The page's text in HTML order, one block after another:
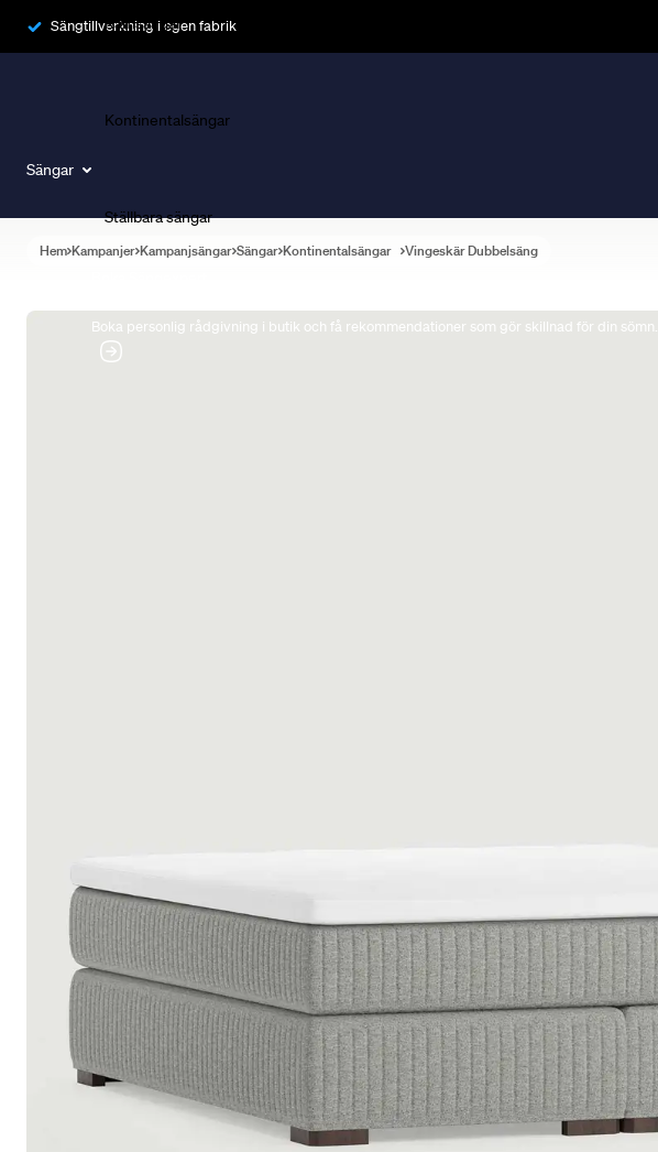
Sängtillverkning i egen fabrik
Sängar
Ramsängar
Kontinentalsängar
Ställbara sängar
Boka personlig rådgivning i butik och få rekommendationer som gör skillnad för din sömn.
Hem Kampanjer Kampanjsängar Sängar Kontinentalsängar Vingeskär Dubbelsäng